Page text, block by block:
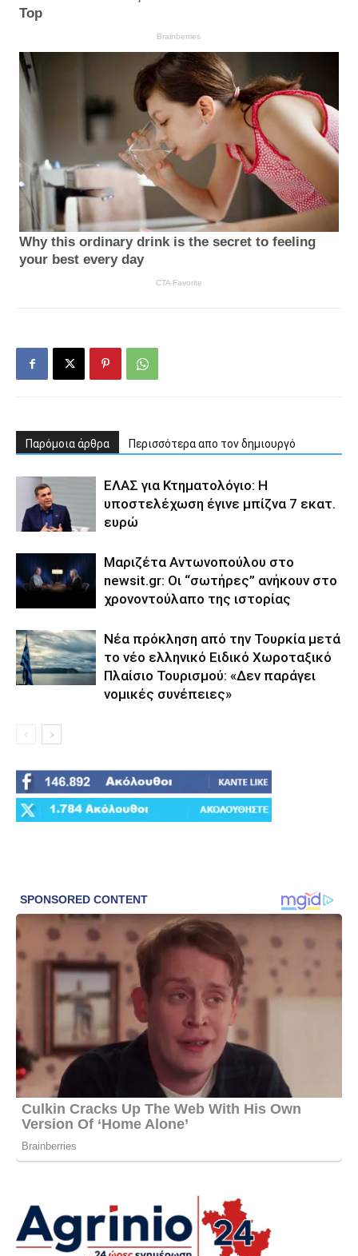
Παρόμοια άρθρα Περισσότερα απο τον δημιουργό
ΕΛΑΣ για Κτηματολόγιο: Η
υποστελέχωση έγινε μπίζνα 7 εκατ.
ευρώ
Μαριζέτα Αντωνοπούλου στο
newsit.gr: Οι “σωτήρες” ανήκουν στο
χρονοντούλαπο της ιστορίας
Νέα πρόκληση από την Τουρκία μετά
το νέο ελληνικό Ειδικό Χωροταξικό
Πλαίσιο Τουρισμού: «Δεν παράγει
νομικές συνέπειες»